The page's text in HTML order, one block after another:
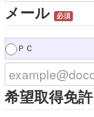
メール 必須
ＰＣ
希望取得免許